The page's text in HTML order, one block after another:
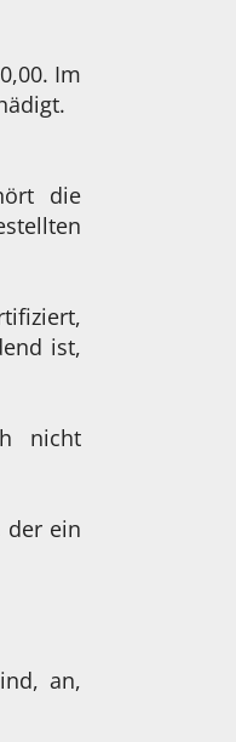
Im
die
ist,
nicht
der ein
an,